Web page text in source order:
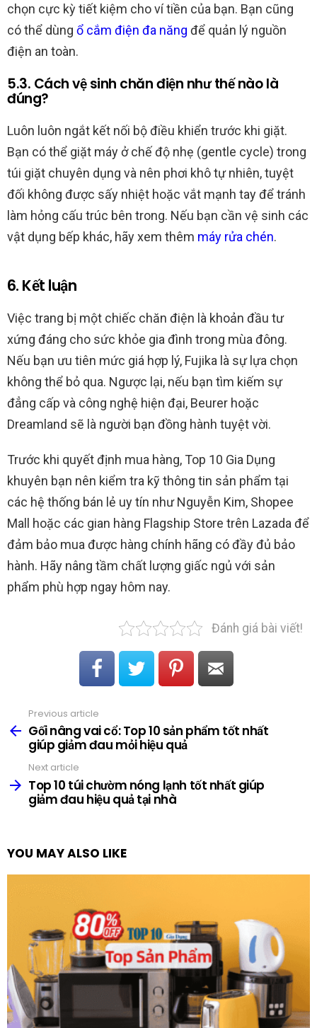
chọn cực kỳ tiết kiệm cho ví tiền của bạn. Bạn cũng
có thể dùng ổ cắm điện đa năng để quản lý nguồn
điện an toàn.
5.3. Cách vệ sinh chăn điện như thế nào là
đúng?
Luôn luôn ngắt kết nối bộ điều khiển trước khi giặt.
Bạn có thể giặt máy ở chế độ nhẹ (gentle cycle) trong
túi giặt chuyên dụng và nên phơi khô tự nhiên, tuyệt
đối không được sấy nhiệt hoặc vắt mạnh tay để tránh
làm hỏng cấu trúc bên trong. Nếu bạn cần vệ sinh các
vật dụng bếp khác, hãy xem thêm máy rửa chén.
6. Kết luận
Việc trang bị một chiếc chăn điện là khoản đầu tư
xứng đáng cho sức khỏe gia đình trong mùa đông.
Nếu bạn ưu tiên mức giá hợp lý, Fujika là sự lựa chọn
không thể bỏ qua. Ngược lại, nếu bạn tìm kiếm sự
đẳng cấp và công nghệ hiện đại, Beurer hoặc
Dreamland sẽ là người bạn đồng hành tuyệt vời.
Trước khi quyết định mua hàng, Top 10 Gia Dụng
khuyên bạn nên kiểm tra kỹ thông tin sản phẩm tại
các hệ thống bán lẻ uy tín như Nguyễn Kim, Shopee
Mall hoặc các gian hàng Flagship Store trên Lazada để
đảm bảo mua được hàng chính hãng có đầy đủ bảo
hành. Hãy nâng tầm chất lượng giấc ngủ với sản
phẩm phù hợp ngay hôm nay.
Đánh giá bài viết!
more
Previous article
Gối nâng vai cổ: Top 10 sản phẩm tốt nhất
giúp giảm đau mỏi hiệu quả
Next article
Top 10 túi chườm nóng lạnh tốt nhất giúp
giảm đau hiệu quả tại nhà
YOU MAY ALSO LIKE